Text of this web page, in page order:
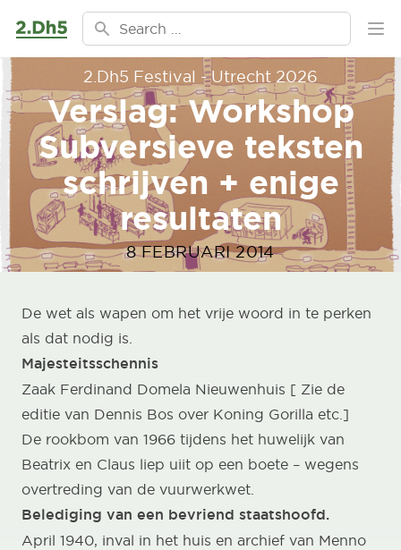
Ga naar de inhoud
Search for:
2.Dh5 Festival - Utrecht 2026
Verslag: Workshop
Subversieve teksten
schrijven + enige
resultaten
8 FEBRUARI 2014
De wet als wapen om het vrije woord in te perken
als dat nodig is.
Majesteitsschennis
Zaak Ferdinand Domela Nieuwenhuis [ Zie de
editie van Dennis Bos over Koning Gorilla etc.]
De rookbom van 1966 tijdens het huwelijk van
Beatrix en Claus liep uiit op een boete – wegens
overtreding van de vuurwerkwet.
Belediging van een bevriend staatshoofd.
April 1940, inval in het huis en archief van Menno